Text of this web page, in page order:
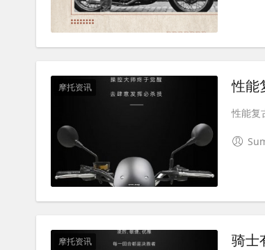
摩托资讯 性能
性能复
摩托资讯 骑士